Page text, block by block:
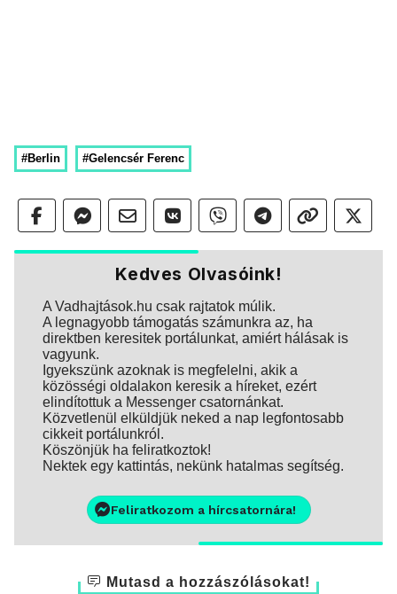
#Berlin #Gelencsér Ferenc
Kedves Olvasóink!
A Vadhajtások.hu csak rajtatok múlik.
A legnagyobb támogatás számunkra az, ha
direktben keresitek portálunkat, amiért hálásak is
vagyunk.
Igyekszünk azoknak is megfelelni, akik a
közösségi oldalakon keresik a híreket, ezért
elindítottuk a Messenger csatornánkat.
Közvetlenül elküldjük neked a nap legfontosabb
cikkeit portálunkról.
Köszönjük ha feliratkoztok!
Nektek egy kattintás, nekünk hatalmas segítség.
Feliratkozom a hírcsatornára!
Mutasd a hozzászólásokat!